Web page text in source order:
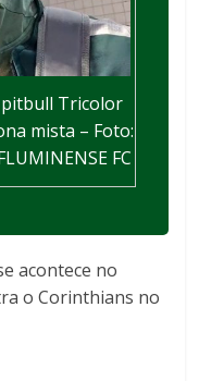
Tricolor
mista – Foto:
FC
acontece no
o Corinthians no